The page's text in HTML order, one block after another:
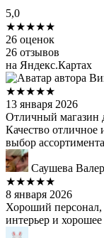
5,0
★★★★★
26 оценок
26 отзывов
на Яндекс.Картах
★★★★★
13 января 2026
Отличный магазин
Качество
выбор
Саушева
★★★★★
8 января 2026
Хороший
интерьер и